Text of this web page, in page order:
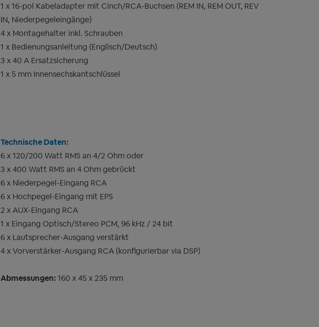
1 x 16-pol Kabeladapter mit Cinch/RCA-Buchsen (REM IN, REM OUT, REV
IN, Niederpegeleingänge)
4 x Montagehalter inkl. Schrauben
1 x Bedienungsanleitung (Englisch/Deutsch)
3 x 40 A Ersatzsicherung
1 x 5 mm Innensechskantschlüssel
Technische Daten:
6 x 120/200 Watt RMS an 4/2 Ohm oder
3 x 400 Watt RMS an 4 Ohm gebrückt
6 x Niederpegel-Eingang RCA
6 x Hochpegel-Eingang mit EPS
2 x AUX-Eingang RCA
1 x Eingang Optisch/Stereo PCM, 96 kHz / 24 bit
6 x Lautsprecher-Ausgang verstärkt
4 x Vorverstärker-Ausgang RCA (konfigurierbar via DSP)
Abmessungen:160 x 45 x 235 mm